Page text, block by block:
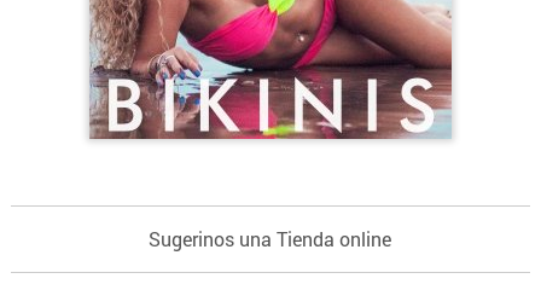
Sugerinos una Tienda online